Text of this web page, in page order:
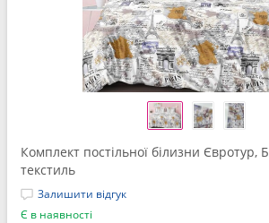
Комплект постільної білизни
текстиль
Залишити відгук
Є в наявності